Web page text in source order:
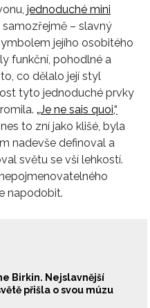
jednoduché mini
– slavný
jejího osobitého
funkční, pohodlné a
co dělalo její styl
tyto jednoduché prvky
„Je ne sais quoi,“
to zní jako klišé, byla
nadevše definoval a
světu se vší lehkostí.
napodobit.
Birkin. Nejslavnější
přišla o svou múzu